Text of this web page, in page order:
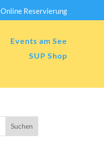
Online Reservierung
Events am See
SUP Shop